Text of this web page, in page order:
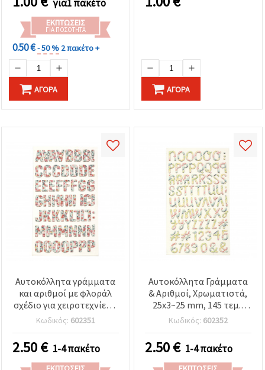
για1 πακέτο
ΕΚΠΤΏΣΕΙΣ
ΓΙΑ ΠΟΣΌΤΗΤΑ
0.50 €- 50 % 2 πακέτο +
ΑΓΟΡΆ ΑΓΟΡΆ
Αυτοκόλλητα γράμματα
και αριθμοί με φλοράλ
σχέδιο για χειροτεχνίες &
scrapbooking, 30x6~25
mm, 106 τεμ.
Κωδικός: 602351
2.50€ 1-4 πακέτο
Αυτοκόλλητα Γράμματα
& Αριθμοί, Χρωματιστά,
25x3~25 mm, 145 τεμ.,
ασορτί (μικτό
περιεχόμενο)
Κωδικός: 602352
2.50€ 1-4 πακέτο